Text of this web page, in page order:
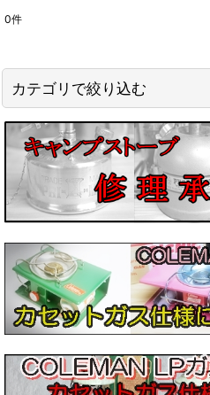
並び順:
絞り
0件
カテゴリで絞り込む
ランタン（閲覧用） (全商品)
Phoebus
Tilley(ティリー)
Coleman
Radius
Primus
Hasag